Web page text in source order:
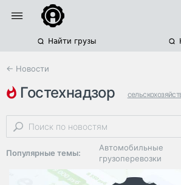
Найти грузы
← Новости
гостехнадзор
техосмотр парк спецтехники
Популярные темы:
Автомобильные
грузоперевозки
Региональная